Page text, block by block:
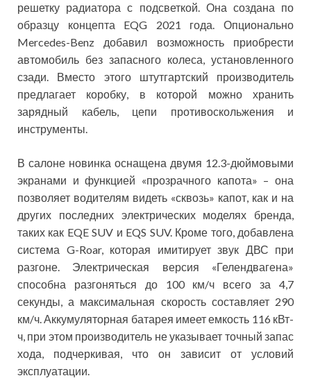
решетку радиатора с подсветкой. Она создана по
образцу концепта EQG 2021 года. Опционально
Mercedes-Benz добавил возможность приобрести
автомобиль без запасного колеса, установленного
сзади. Вместо этого штутгартский производитель
предлагает коробку, в которой можно хранить
зарядный кабель, цепи противоскольжения и
инструменты.
В салоне новинка оснащена двумя 12.3-дюймовыми
экранами и функцией «прозрачного капота» – она
позволяет водителям видеть «сквозь» капот, как и на
других последних электрических моделях бренда,
таких как EQE SUV и EQS SUV. Кроме того, добавлена
система G-Roar, которая имитирует звук ДВС при
разгоне. Электрическая версия «Гелендвагена»
способна разгоняться до 100 км/ч всего за 4,7
секунды, а максимальная скорость составляет 290
км/ч. Аккумуляторная батарея имеет емкость 116 кВт-
ч, при этом производитель не указывает точный запас
хода, подчеркивая, что он зависит от условий
эксплуатации.